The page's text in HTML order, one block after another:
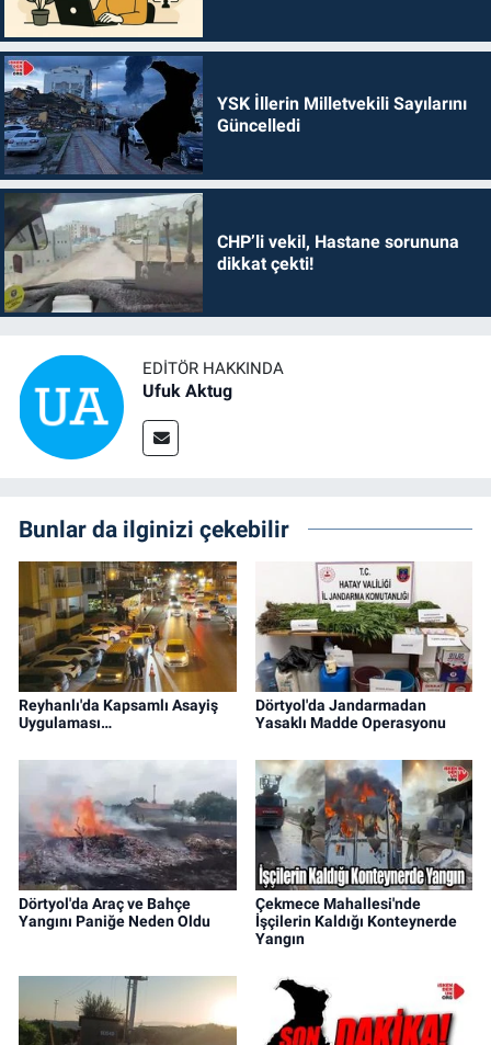
YSK İllerin Milletvekili Sayılarını
Güncelledi
CHP’li vekil, Hastane sorununa
dikkat çekti!
EDITÖR HAKKINDA
Ufuk Aktug
Bunlar da ilginizi çekebilir
Reyhanlı'da Kapsamlı Asayiş
Uygulaması…
Dörtyol'da Jandarmadan
Yasaklı Madde Operasyonu
Dörtyol'da Araç ve Bahçe
Yangını Paniğe Neden Oldu
Çekmece Mahallesi'nde
İşçilerin Kaldığı Konteynerde
Yangın